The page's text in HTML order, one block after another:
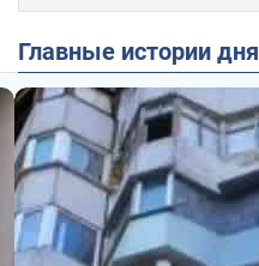
Главные истории дня